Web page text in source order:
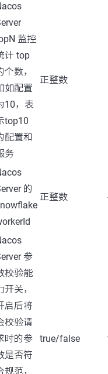
监控
计 top
个数，
如配置
10，表
top10
配置和
务
正整数
的
正整数
参
校验能
开关，
启后将
校验请
时的参
是否符
规范，
true/false